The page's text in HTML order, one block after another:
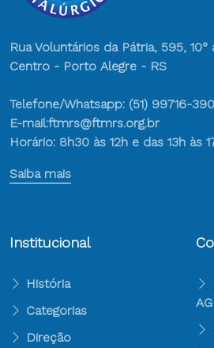
Rua Voluntários da Pátria, 595, 10°
Centro - Porto Alegre - RS
Telefone/Whatsapp: (51) 99716-
E-mail:ftmrs@ftmrs.org.br
Horário: 8h30 às 12h e das 13h às
Saiba mais
Institucional
História
Categorias
Direção